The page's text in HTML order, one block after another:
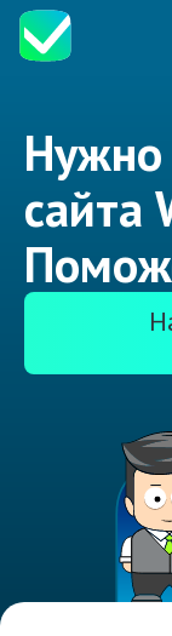
Нужно
сайта